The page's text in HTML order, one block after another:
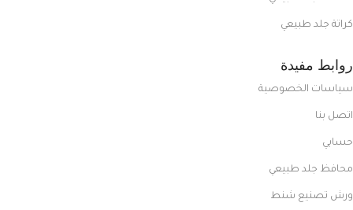
كراتة جلد طبيعي
روابط مفيدة
سياسات الخصوصية
اتصل بنا
حسابي
محافظ جلد طبيعي
ورش تصنيع شنط